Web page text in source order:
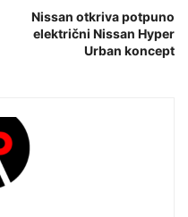
Nissan otkriva potpuno
električni Nissan Hyper
Urban koncept